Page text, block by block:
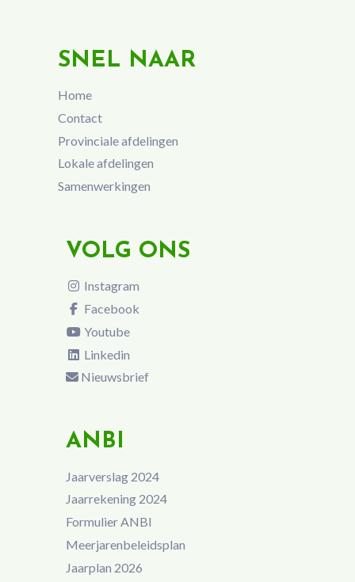
SNEL NAAR
Home
Contact
Provinciale afdelingen
Lokale afdelingen
Samenwerkingen
VOLG ONS
Instagram
Facebook
Youtube
Linkedin
Nieuwsbrief
ANBI
Jaarverslag 2024
Jaarrekening 2024
Formulier ANBI
Meerjarenbeleidsplan
Jaarplan 2026